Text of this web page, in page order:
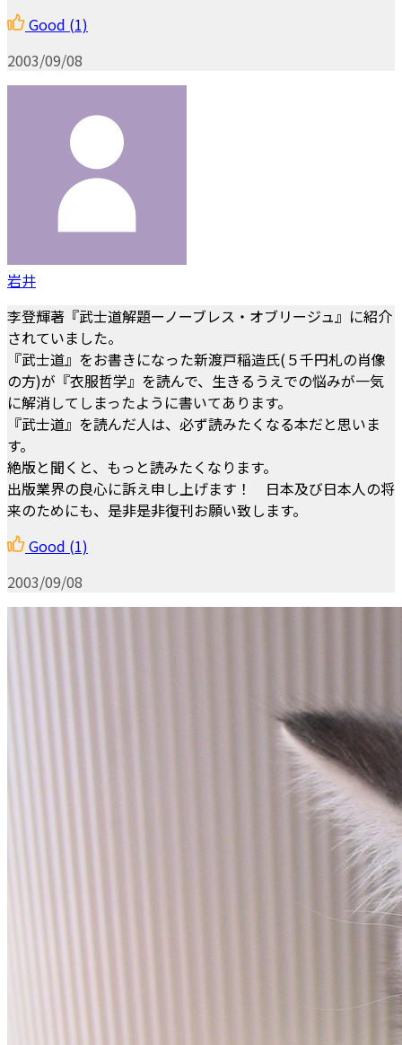
Good (1)
2003/09/08
岩井
李登輝著『武士道解題ーノーブレス・オブリージュ』に紹介
されていました。
『武士道』をお書きになった新渡戸稲造氏(５千円札の肖像
の方)が『衣服哲学』を読んで、生きるうえでの悩みが一気
に解消してしまったように書いてあります。
『武士道』を読んだ人は、必ず読みたくなる本だと思いま
す。
絶版と聞くと、もっと読みたくなります。
出版業界の良心に訴え申し上げます！ 日本及び日本人の将
来のためにも、是非是非復刊お願い致します。
Good (1)
2003/09/08